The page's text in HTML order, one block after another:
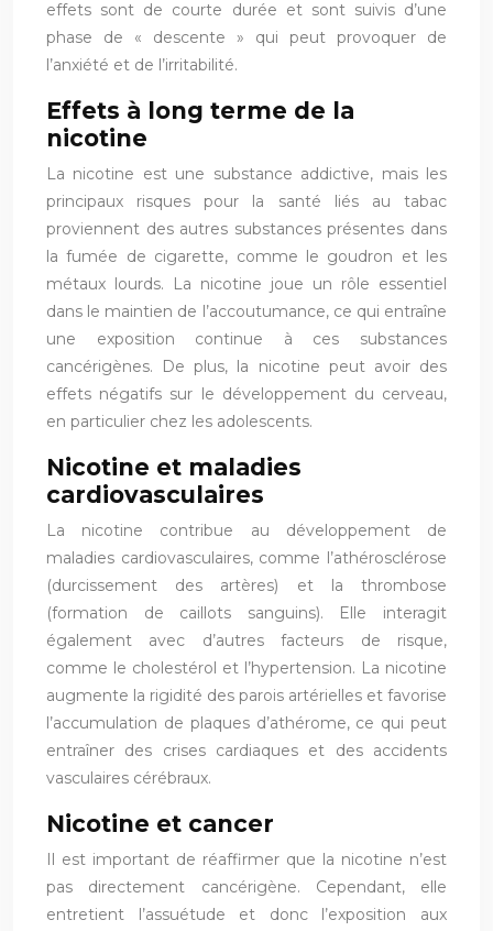
effets sont de courte durée et sont suivis d’une
phase de « descente » qui peut provoquer de
l’anxiété et de l’irritabilité.
Effets à long terme de la
nicotine
La nicotine est une substance addictive, mais les
principaux risques pour la santé liés au tabac
proviennent des autres substances présentes dans
la fumée de cigarette, comme le goudron et les
métaux lourds. La nicotine joue un rôle essentiel
dans le maintien de l’accoutumance, ce qui entraîne
une exposition continue à ces substances
cancérigènes. De plus, la nicotine peut avoir des
effets négatifs sur le développement du cerveau,
en particulier chez les adolescents.
Nicotine et maladies
cardiovasculaires
La nicotine contribue au développement de
maladies cardiovasculaires, comme l’athérosclérose
(durcissement des artères) et la thrombose
(formation de caillots sanguins). Elle interagit
également avec d’autres facteurs de risque,
comme le cholestérol et l’hypertension. La nicotine
augmente la rigidité des parois artérielles et favorise
l’accumulation de plaques d’athérome, ce qui peut
entraîner des crises cardiaques et des accidents
vasculaires cérébraux.
Nicotine et cancer
Il est important de réaffirmer que la nicotine n’est
pas directement cancérigène. Cependant, elle
entretient l’assuétude et donc l’exposition aux